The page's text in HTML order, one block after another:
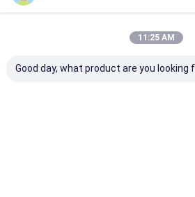
Планшетный умирает автомат
роторный торгового автомата
11:25 AM
Good day, what product are you looking